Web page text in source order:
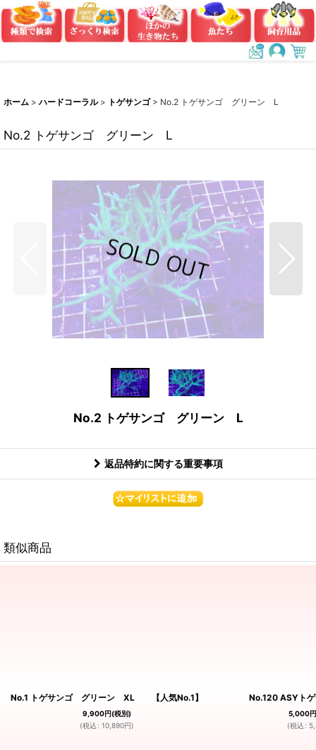
ホーム > ハードコーラル > トゲサンゴ > No.2 トゲサンゴ グリーン L
No.2 トゲサンゴ グリーン L
No.2 トゲサンゴ グリーン L
返品特約に関する重要事項
類似商品
No.1 トゲサンゴ グリーン XL 【人気No.1】
9,900円(税別)
(税込 : 10,890円)
No.120 ASYト
5,000円
(税込 :